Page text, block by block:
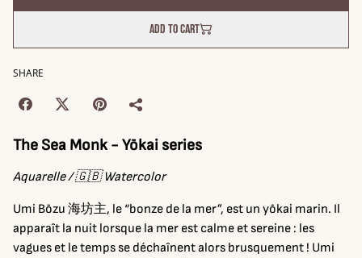
Add to cart
SHARE
The Sea Monk - Yōkai series
Aquarelle / 🇬🇧 Watercolor
Umi Bōzu 海坊主, le “bonze de la mer”, est un yōkai marin. Il
apparaît la nuit lorsque la mer est calme et sereine : les
vagues et le temps se déchaînent alors brusquement ! Umi